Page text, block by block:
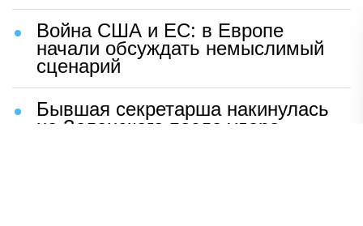
Война США и ЕС: в Европе
начали обсуждать немыслимый
сценарий
Бывшая секретарша накинулась
на Зеленского после удара